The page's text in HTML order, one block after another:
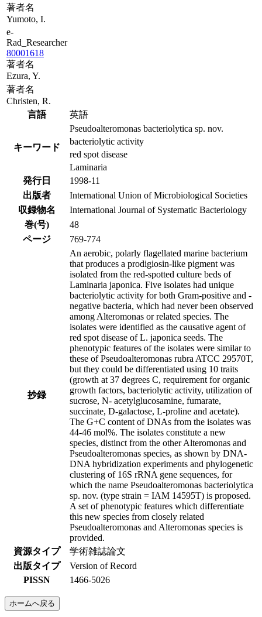
著者名
Yumoto, I.
e-
Rad_Researcher
80001618
著者名
Ezura, Y.
著者名
Christen, R.
言語
英語
キーワード
Pseudoalteromonas bacteriolytica sp. nov.
bacteriolytic activity
red spot disease
Laminaria
発行日
1998-11
出版者
International Union of Microbiological Societies
収録物名
International Journal of Systematic Bacteriology
巻(号)
48
ページ
769-774
抄録
An aerobic, polarly flagellated marine bacterium
that produces a prodigiosin-like pigment was
isolated from the red-spotted culture beds of
Laminaria japonica. Five isolates had unique
bacteriolytic activity for both Gram-positive and -
negative bacteria, which had never been observed
among Alteromonas or related species. The
isolates were identified as the causative agent of
red spot disease of L. japonica seeds. The
phenotypic features of the isolates were similar to
these of Pseudoalteromonas rubra ATCC 29570T,
but they could be differentiated using 10 traits
(growth at 37 degrees C, requirement for organic
growth factors, bacteriolytic activity, utilization of
sucrose, N- acetylglucosamine, fumarate,
succinate, D-galactose, L-proline and acetate).
The G+C content of DNAs from the isolates was
44-46 mol%. The isolates constitute a new
species, distinct from the other Alteromonas and
Pseudoalteromonas species, as shown by DNA-
DNA hybridization experiments and phylogenetic
clustering of 16S rRNA gene sequences, for
which the name Pseudoalteromonas bacteriolytica
sp. nov. (type strain = IAM 14595T) is proposed.
A set of phenotypic features which differentiate
this new species from closely related
Pseudoalteromonas and Alteromonas species is
provided.
資源タイプ
学術雑誌論文
出版タイプ
Version of Record
PISSN
1466-5026
ホームへ戻る